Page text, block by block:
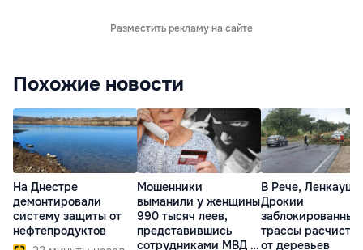
Разместить рекламу на сайте
Похожие новости
На Днестре
демонтировали
систему защиты от
нефтепродуктов
Мошенники
выманили у женщины
990 тысяч леев,
представившись
сотрудниками МВД и
В Рече,
Дрокии
заблокированные
трассы
от деревьев